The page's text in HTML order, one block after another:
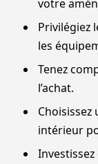
votre
Privilégiez
les
Tenez
l’achat.
intérieur